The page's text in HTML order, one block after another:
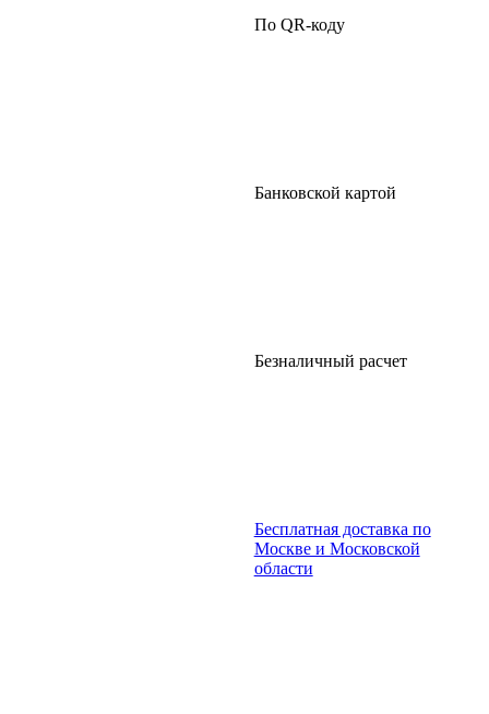
По QR-коду
Банковской картой
Безналичный расчет
Бесплатная доставка по
Москве и Московской
области